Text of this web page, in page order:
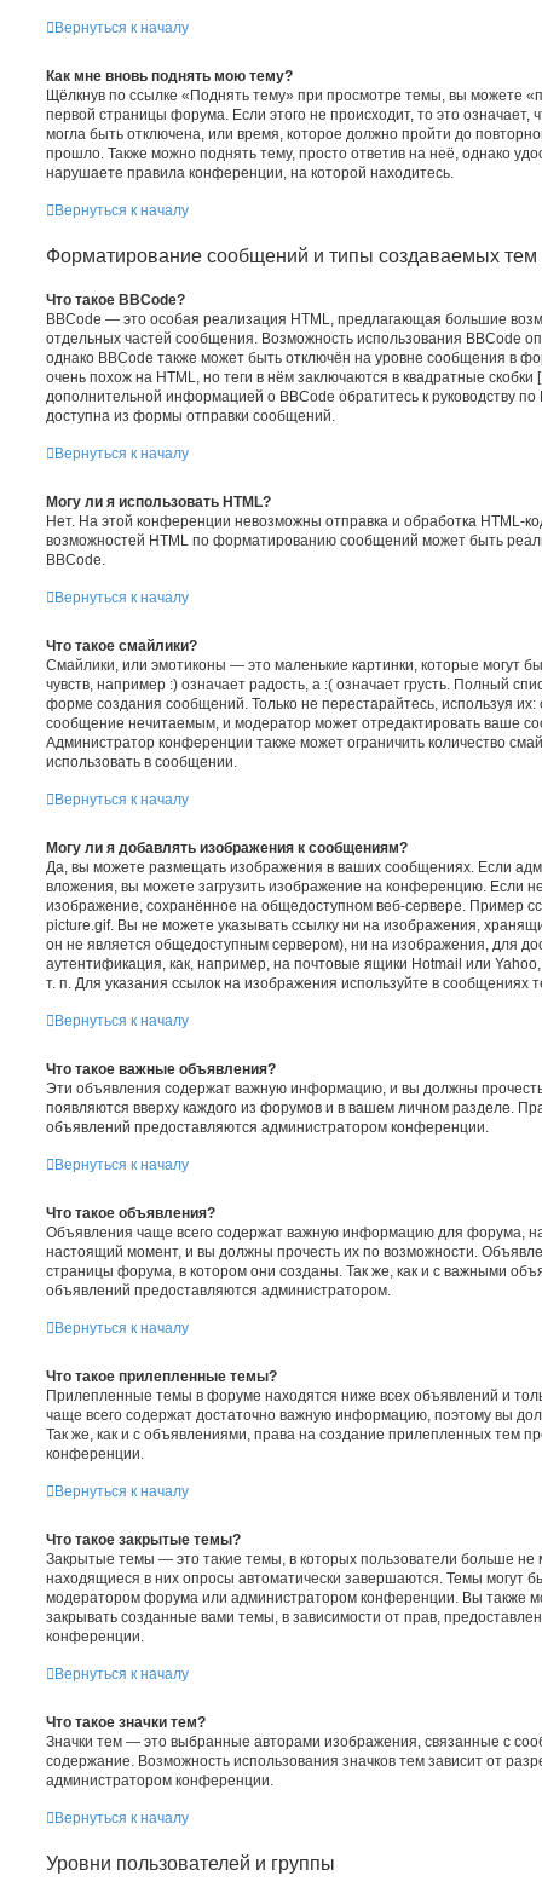
Вернуться к началу
Как мне вновь поднять мою тему?
Щёлкнув по ссылке «Поднять тему» при просмотре темы, вы можете
первой страницы форума. Если этого не происходит, то это означает,
могла быть отключена, или время, которое должно пройти до
прошло. Также можно поднять тему, просто ответив на неё, однако
нарушаете правила конференции, на которой находитесь.
Вернуться к началу
Форматирование сообщений и типы создаваемых тем
Что такое BBCode?
BBCode — это особая реализация HTML, предлагающая большие
отдельных частей сообщения. Возможность использования BBCode
однако BBCode также может быть отключён на уровне сообщения в
очень похож на HTML, но теги в нём заключаются в квадратные скобки
дополнительной информацией о BBCode обратитесь к руководству по
доступна из формы отправки сообщений.
Вернуться к началу
Могу ли я использовать HTML?
Нет. На этой конференции невозможны отправка и обработка HTML-
возможностей HTML по форматированию сообщений может быть
BBCode.
Вернуться к началу
Что такое смайлики?
Смайлики, или эмотиконы — это маленькие картинки, которые могут
чувств, например :) означает радость, а :( означает грусть. Полный
форме создания сообщений. Только не перестарайтесь, используя их:
сообщение нечитаемым, и модератор может отредактировать ваше
Администратор конференции также может ограничить количество
использовать в сообщении.
Вернуться к началу
Могу ли я добавлять изображения к сообщениям?
Да, вы можете размещать изображения в ваших сообщениях. Если
вложения, вы можете загрузить изображение на конференцию. Если
изображение, сохранённое на общедоступном веб-сервере. Пример
picture.gif. Вы не можете указывать ссылку ни на изображения,
он не является общедоступным сервером), ни на изображения, для
аутентификация, как, например, на почтовые ящики Hotmail или
т. п. Для указания ссылок на изображения используйте в сообщениях
Вернуться к началу
Что такое важные объявления?
Эти объявления содержат важную информацию, и вы должны
появляются вверху каждого из форумов и в вашем личном разделе.
объявлений предоставляются администратором конференции.
Вернуться к началу
Что такое объявления?
Объявления чаще всего содержат важную информацию для форума,
настоящий момент, и вы должны прочесть их по возможности.
страницы форума, в котором они созданы. Так же, как и с важными
объявлений предоставляются администратором.
Вернуться к началу
Что такое прилепленные темы?
Прилепленные темы в форуме находятся ниже всех объявлений и
чаще всего содержат достаточно важную информацию, поэтому вы
Так же, как и с объявлениями, права на создание прилепленных тем
конференции.
Вернуться к началу
Что такое закрытые темы?
Закрытые темы — это такие темы, в которых пользователи больше не
находящиеся в них опросы автоматически завершаются. Темы могут
модератором форума или администратором конференции. Вы также
закрывать созданные вами темы, в зависимости от прав,
конференции.
Вернуться к началу
Что такое значки тем?
Значки тем — это выбранные авторами изображения, связанные с
содержание. Возможность использования значков тем зависит от
администратором конференции.
Вернуться к началу
Уровни пользователей и группы